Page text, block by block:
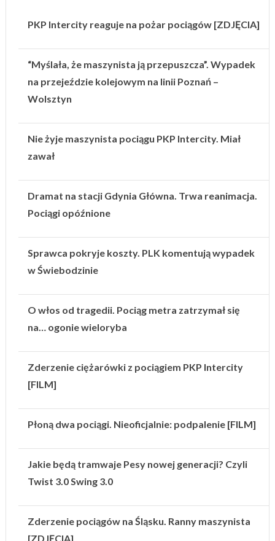
PKP Intercity reaguje na pożar pociągów [ZDJĘCIA]
“Myślała, że maszynista ją przepuszcza”. Wypadek
na przejeździe kolejowym na linii Poznań –
Wolsztyn
Nie żyje maszynista pociągu PKP Intercity. Miał
zawał
Dramat na stacji Gdynia Główna. Trwa reanimacja.
Pociągi opóźnione
Sprawca pokryje koszty. PLK komentują wypadek
w Świebodzinie
O włos od tragedii. Pociąg metra zatrzymał się
na… ogonie wieloryba
Zderzenie ciężarówki z pociągiem PKP Intercity
[FILM]
Płoną dwa pociągi. Nieoficjalnie: podpalenie [FILM]
Jakie będą tramwaje Pesy nowej generacji? Czyli
Twist 3.0 Swing 3.0
Zderzenie pociągów na Śląsku. Ranny maszynista
[ZDJĘCIA]